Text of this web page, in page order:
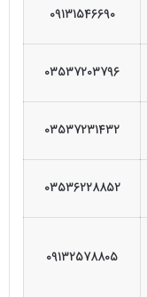
09131546690
03537203796
03537231432
03536228852
09132578805